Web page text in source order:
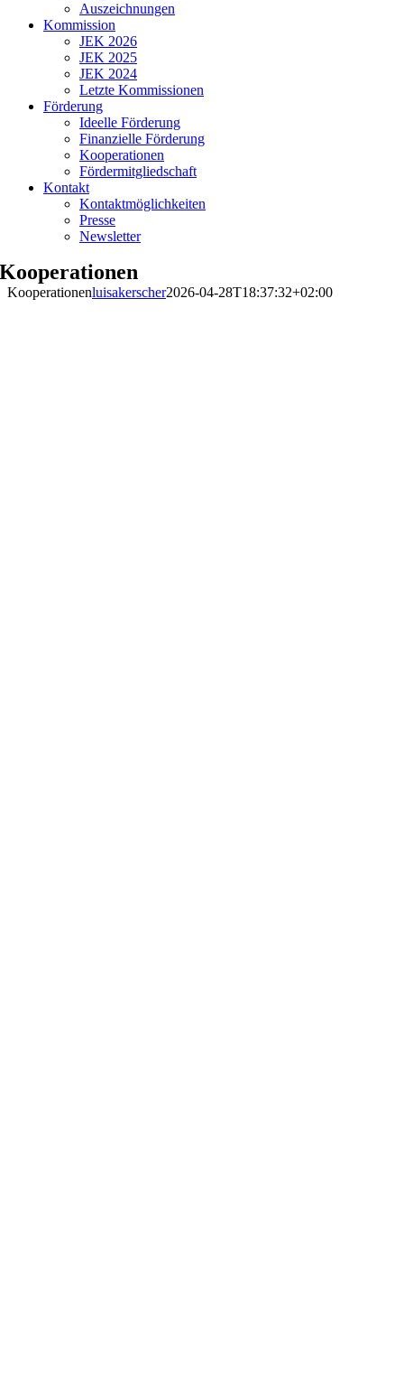
Auszeichnungen
Kommission
JEK 2026
JEK 2025
JEK 2024
Letzte Kommissionen
Förderung
Ideelle Förderung
Finanzielle Förderung
Kooperationen
Fördermitgliedschaft
Kontakt
Kontaktmöglichkeiten
Presse
Newsletter
Kooperationen
Kooperationenluisakerscher2026-04-28T18:37:32+02:00